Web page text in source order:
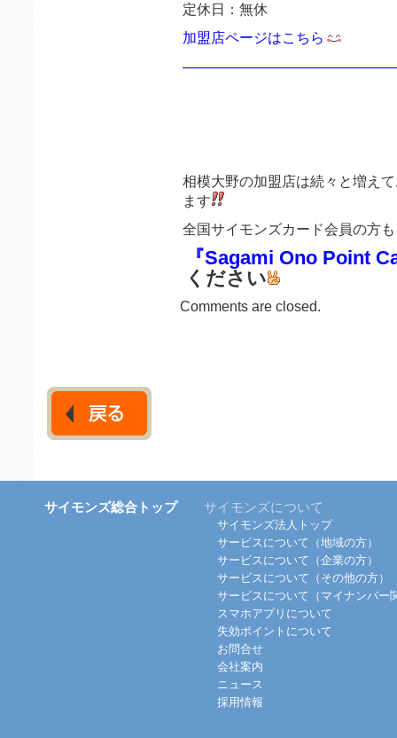
定休日：無休
加盟店ページはこちら
相模大野の加盟店は続々と増え
ます
全国サイモンズカード会員の方
『Sagami Ono Point
ください
Comments are closed.
サイモンズ総合トップ サイモンズについて
サイモンズ法人トップ
サービスについて（地域の方）
サービスについて（企業の方）
サービスについて（その他の方）
サービスについて（マイナンバー
スマホアプリについて
失効ポイントについて
お問合せ
会社案内
ニュース
採用情報